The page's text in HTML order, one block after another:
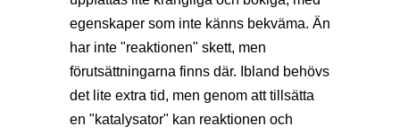
egenskaper som inte känns bekväma. Än
har inte "reaktionen" skett, men
förutsättningarna finns där. Ibland behövs
det lite extra tid, men genom att tillsätta
en "katalysator" kan reaktionen och